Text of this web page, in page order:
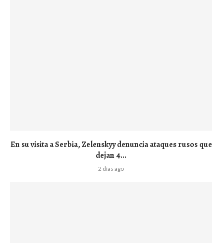
En su visita a Serbia, Zelenskyy denuncia ataques rusos que
dejan 4...
2 días ago